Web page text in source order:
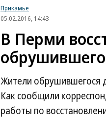
Прикамье
05.02.2016, 14:43
В Перми
Жители обрушившегося
Как сообщили
работы по